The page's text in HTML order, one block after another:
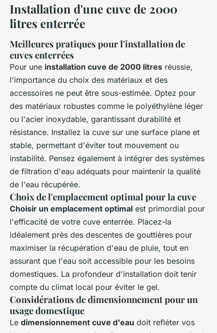
Installation d'une cuve de 2000
litres enterrée
Meilleures pratiques pour l'installation de
cuves enterrées
Pour une installation cuve de 2000 litres réussie,
l'importance du choix des matériaux et des
accessoires ne peut être sous-estimée. Optez pour
des matériaux robustes comme le polyéthylène léger
ou l'acier inoxydable, garantissant durabilité et
résistance. Installez la cuve sur une surface plane et
stable, permettant d'éviter tout mouvement ou
instabilité. Pensez également à intégrer des systèmes
de filtration d'eau adéquats pour maintenir la qualité
de l'eau récupérée.
Choix de l'emplacement optimal pour la cuve
Choisir un emplacement optimal est primordial pour
l'efficacité de votre cuve enterrée. Placez-la
idéalement près des descentes de gouttières pour
maximiser la récupération d'eau de pluie, tout en
assurant que l'eau soit accessible pour les besoins
domestiques. La profondeur d'installation doit tenir
compte du climat local pour éviter le gel.
Considérations de dimensionnement pour un
usage domestique
Le dimensionnement cuve d'eau doit refléter vos